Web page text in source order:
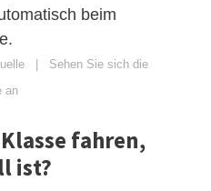
beim
| Sehen Sie sich die
an
fahren,
ist?